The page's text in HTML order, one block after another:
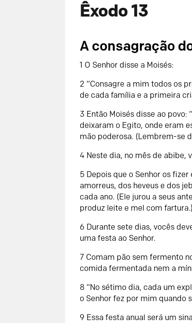
Êxodo 13
A consagração
1 O Senhor disse a Moisés:
2“Consagre a mim todos os
de cada família e a primeira
3 Então Moisés disse ao
deixaram o Egito, onde eram
mão poderosa. (Lembrem-se
4 Neste dia, no mês de abibe,
5 Depois que o Senhor os fizer
amorreus, dos heveus e dos
cada ano. (Ele jurou a seus
produz leite e mel com fartura.)
6 Durante sete dias, vocês
uma festa ao Senhor.
7 Comam pão sem fermento
comida fermentada nem a
8“No sétimo dia, cada um
o Senhor fez por mim quando
9 Essa festa anual será um